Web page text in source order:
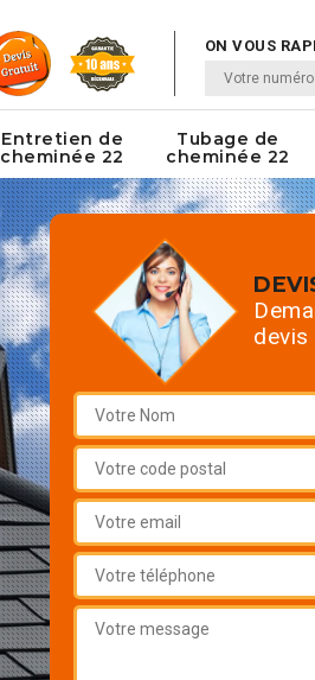
ON VOUS
Entretien de
cheminée 22
Tubage de
cheminée 22
devis